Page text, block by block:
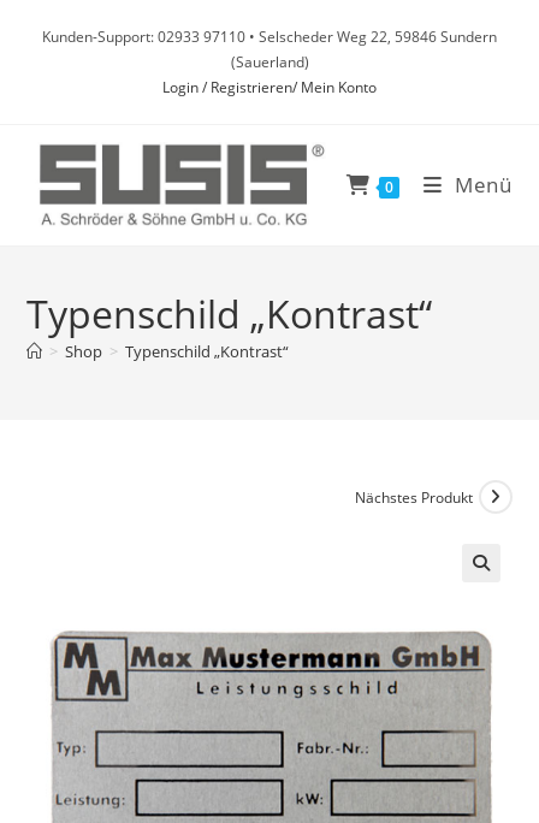
InhaltKunden-Support: 02933 97110 • Selscheder Weg 22, 59846 Sundern
(Sauerland)
Login / Registrieren/ Mein Konto
0 Menü
Typenschild „Kontrast“
> Shop > Typenschild „Kontrast“
Nächstes Produkt